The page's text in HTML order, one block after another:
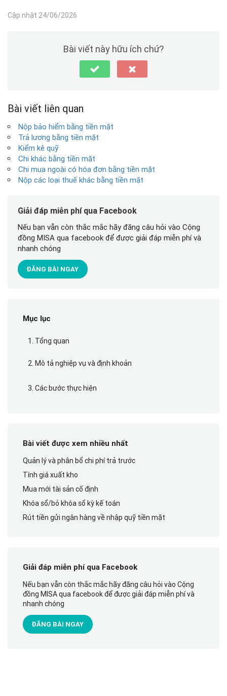
Cập nhật 24/06/2026
Bài viết này hữu ích chứ?
Bài viết liên quan
Nộp bảo hiểm bằng tiền mặt
Trả lương bằng tiền mặt
Kiểm kê quỹ
Chi khác bằng tiền mặt
Chi mua ngoài có hóa đơn bằng tiền mặt
Nộp các loại thuế khác bằng tiền mặt
Giải đáp miễn phí qua Facebook
Nếu bạn vẫn còn thắc mắc hãy đăng câu hỏi vào Cộng
đồng MISA qua facebook để được giải đáp miễn phí và
nhanh chóng
ĐĂNG BÀI NGAY
Mục lục
1. Tổng quan
2. Mô tả nghiệp vụ và định khoản
3. Các bước thực hiện
Bài viết được xem nhiều nhất
Quản lý và phân bổ chi phí trả trước
Tính giá xuất kho
Mua mới tài sản cố định
Khóa sổ/bỏ khóa sổ kỳ kế toán
Rút tiền gửi ngân hàng về nhập quỹ tiền mặt
Giải đáp miễn phí qua Facebook
Nếu bạn vẫn còn thắc mắc hãy đăng câu hỏi vào Cộng
đồng MISA qua facebook để được giải đáp miễn phí và
nhanh chóng
ĐĂNG BÀI NGAY